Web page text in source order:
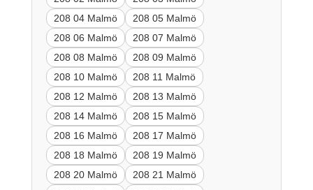
208 04 Malmö
208 05 Malmö
208 06 Malmö
208 07 Malmö
208 08 Malmö
208 09 Malmö
208 10 Malmö
208 11 Malmö
208 12 Malmö
208 13 Malmö
208 14 Malmö
208 15 Malmö
208 16 Malmö
208 17 Malmö
208 18 Malmö
208 19 Malmö
208 20 Malmö
208 21 Malmö